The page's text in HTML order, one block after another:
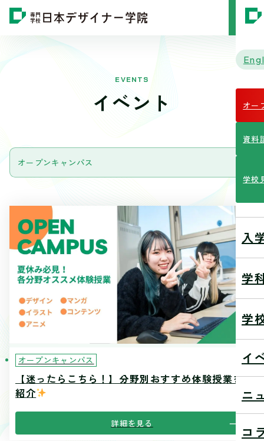
MENU
オー
資料
学校
入
学
学
イ
ニ
コ
EVENTS
イベント
オープンキャンパス
【迷ったらこちら！】分野別おすすめ体験授業を
紹介
詳細を見る